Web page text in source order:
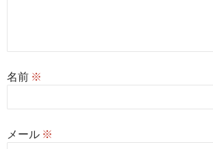
名前 ※
メール ※